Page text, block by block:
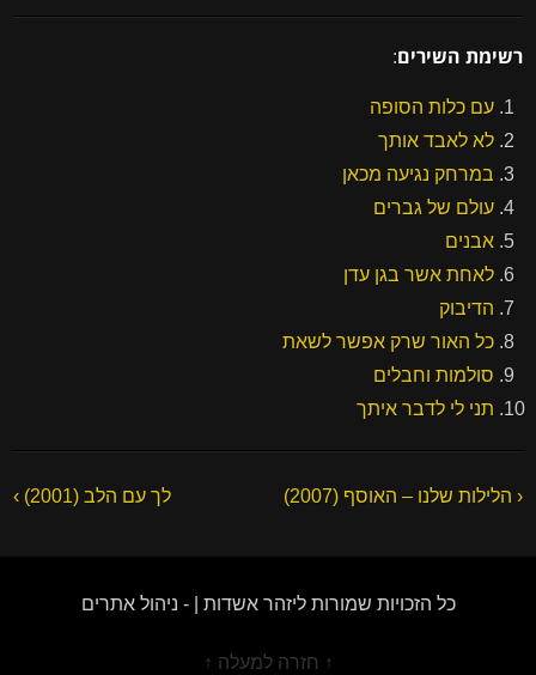
רשימת השירים:
עם כלות הסופה
לא לאבד אותך
במרחק נגיעה מכאן
עולם של גברים
אבנים
לאחת אשר בגן עדן
הדיבוק
כל האור שרק אפשר לשאת
סולמות וחבלים
תני לי לדבר איתך
‹ הלילות שלנו – האוסף (2007) לך עם הלב (2001) ›
כל הזכויות שמורות ליזהר אשדות | - ניהול אתרים
↑ חזרה למעלה ↑